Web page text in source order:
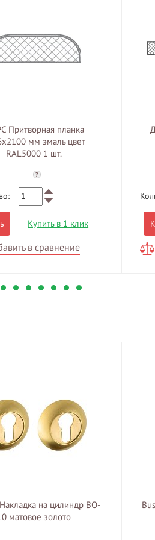
Притворная планка
мм эмаль цвет
RAL5000 1 шт.
?
Купить в 1 клик
в сравнение
на цилиндр BO-
матовое золото